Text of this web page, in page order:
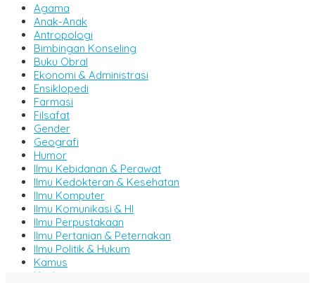
Agama
Anak-Anak
Antropologi
Bimbingan Konseling
Buku Obral
Ekonomi & Administrasi
Ensiklopedi
Farmasi
Filsafat
Gender
Geografi
Humor
Ilmu Kebidanan & Perawat
Ilmu Kedokteran & Kesehatan
Ilmu Komputer
Ilmu Komunikasi & HI
Ilmu Perpustakaan
Ilmu Pertanian & Peternakan
Ilmu Politik & Hukum
Kamus
Kitab